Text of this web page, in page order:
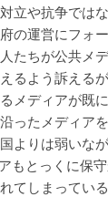
立や抗争では
の運営にフォ
たちが公共メ
るよう訴える
メディアが既
ったメディア
よりは弱いな
もとっくに保
てしまっている